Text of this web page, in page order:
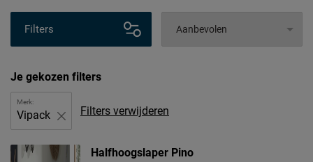
Filters
Je gekozen filters
Filters verwijderen
Merk:
Vipack
Halfhoogslaper Pino